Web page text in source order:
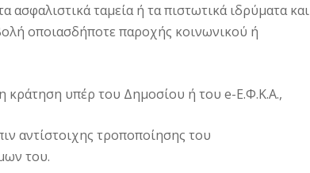
ταμεία ή τα πιστωτικά ιδρύματα και
οποιασδήποτε παροχής κοινωνικού ή
κράτηση υπέρ του Δημοσίου ή του e-Ε.Φ.Κ.Α.,
αντίστοιχης τροποποίησης του
του.